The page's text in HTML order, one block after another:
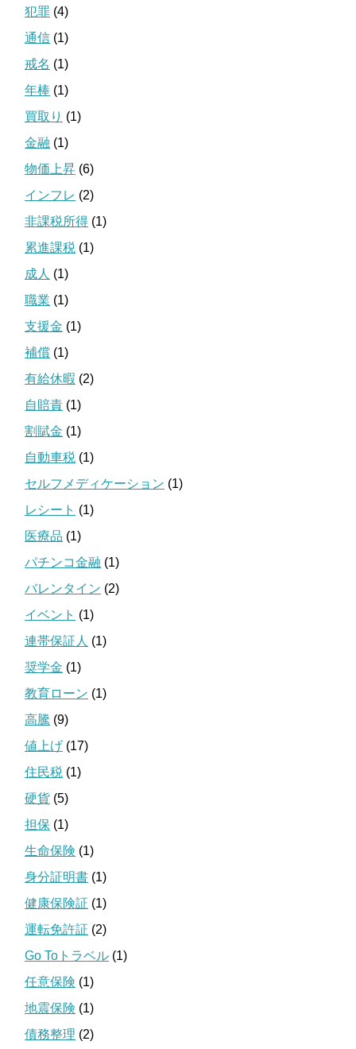
犯罪 (4)
通信 (1)
戒名 (1)
年棒 (1)
買取り (1)
金融 (1)
物価上昇 (6)
インフレ (2)
非課税所得 (1)
累進課税 (1)
成人 (1)
職業 (1)
支援金 (1)
補償 (1)
有給休暇 (2)
自賠責 (1)
割賦金 (1)
自動車税 (1)
セルフメディケーション (1)
レシート (1)
医療品 (1)
パチンコ金融 (1)
バレンタイン (2)
イベント (1)
連帯保証人 (1)
奨学金 (1)
教育ローン (1)
高騰 (9)
値上げ (17)
住民税 (1)
硬貨 (5)
担保 (1)
生命保険 (1)
身分証明書 (1)
健康保険証 (1)
運転免許証 (2)
Go Toトラベル (1)
任意保険 (1)
地震保険 (1)
債務整理 (2)